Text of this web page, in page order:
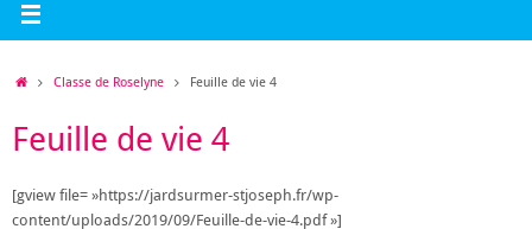
AccueilClasse de Roselyne Feuille de vie 4
Feuille de vie 4
[gview file= »https://jardsurmer-stjoseph.fr/wp-
content/uploads/2019/09/Feuille-de-vie-4.pdf »]